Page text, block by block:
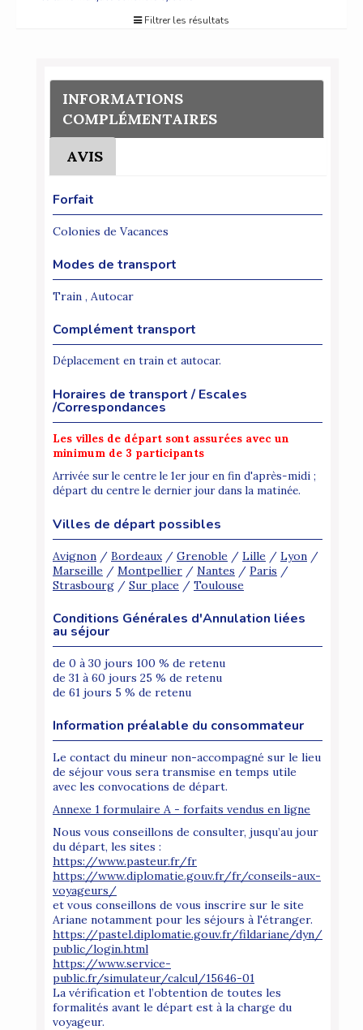
Filtrer les résultats
INFORMATIONS
COMPLÉMENTAIRES
AVIS
Forfait
Colonies de Vacances
Modes de transport
Train , Autocar
Complément transport
Déplacement en train et autocar.
Horaires de transport / Escales
/Correspondances
Les villes de départ sont assurées avec un
minimum de 3 participants
Arrivée sur le centre le 1er jour en fin d'après-midi ;
départ du centre le dernier jour dans la matinée.
Villes de départ possibles
Avignon / Bordeaux/ Grenoble / Lille / Lyon /
Marseille / Montpellier / Nantes / Paris /
Strasbourg / Sur place / Toulouse
Conditions Générales d'Annulation liées
au séjour
de 0 à 30 jours 100 % de retenu
de 31 à 60 jours 25 % de retenu
de 61 jours 5 % de retenu
Information préalable du consommateur
Le contact du mineur non-accompagné sur le lieu
de séjour vous sera transmise en temps utile
avec les convocations de départ.
Annexe 1 formulaire A - forfaits vendus en ligne
Nous vous conseillons de consulter, jusqu’au jour
du départ, les sites :
https://www.pasteur.fr/fr
https://www.diplomatie.gouv.fr/fr/conseils-aux-
voyageurs/
et vous conseillons de vous inscrire sur le site
Ariane notamment pour les séjours à l'étranger.
https://pastel.diplomatie.gouv.fr/fildariane/dyn/
public/login.html
https://www.service-
public.fr/simulateur/calcul/15646-01
La vérification et l’obtention de toutes les
formalités avant le départ est à la charge du
voyageur.